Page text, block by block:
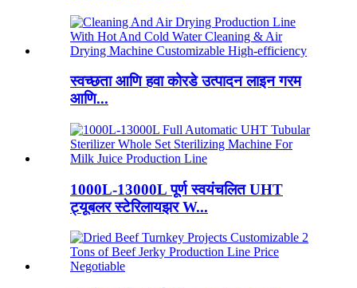
स्वच्छता आणि हवा कोरडे उत्पादन लाइन गरम
आणि...
1000L-13000L पूर्ण स्वयंचलित UHT
ट्यूबलर स्टेरिलायझर W...